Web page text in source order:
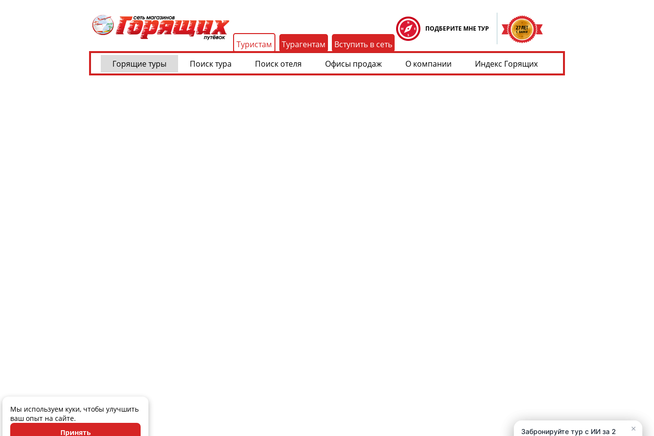
ПОДБЕРИТЕ МНЕ ТУР
Туристам Турагентам
Вступить в сеть
Горящие туры
Поиск тура Поиск отеля Офисы продаж О компании Индекс Горящих
Мы используем куки, чтобы улучшить
ваш опыт на сайте.
Принять
×
Забронируйте тур с ИИ за 2 ×
Забронируйте тур с ИИ за 2